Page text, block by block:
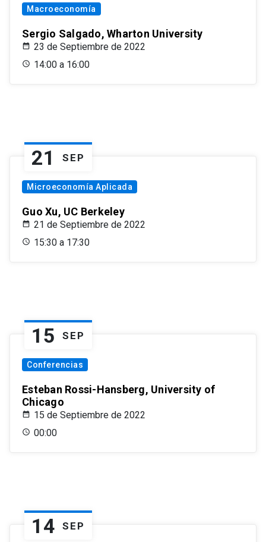
Macroeconomía
Sergio Salgado, Wharton University
23 de Septiembre de 2022
14:00 a 16:00
21 SEP
Microeconomía Aplicada
Guo Xu, UC Berkeley
21 de Septiembre de 2022
15:30 a 17:30
15 SEP
Conferencias
Esteban Rossi-Hansberg, University of
Chicago
15 de Septiembre de 2022
00:00
14 SEP